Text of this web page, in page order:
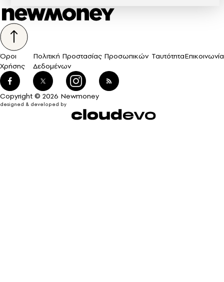
Όροι
Χρήσης
Πολιτική Προστασίας Προσωπικών
Δεδομένων
ΤαυτότηταΕπικοινωνία
Copyright © 2026 Newmoney
designed & developed by